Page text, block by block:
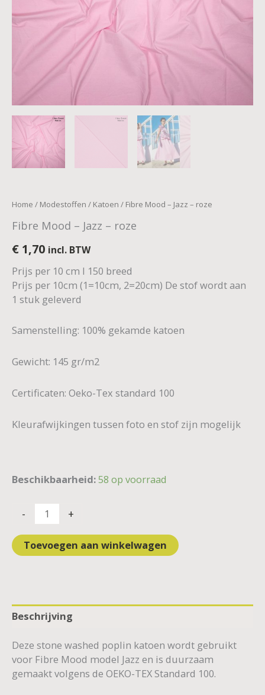
Home / Modestoffen / Katoen / Fibre Mood – Jazz – roze
Fibre Mood – Jazz – roze
€ 1,70 incl. BTW
Prijs per 10 cm I 150 breed
Prijs per 10cm (1=10cm, 2=20cm) De stof wordt aan
1 stuk geleverd
Samenstelling: 100% gekamde katoen
Gewicht: 145 gr/m2
Certificaten: Oeko-Tex standard 100
Kleurafwijkingen tussen foto en stof zijn mogelijk
Beschikbaarheid:58 op voorraad
- +
Toevoegen aan winkelwagen
Beschrijving
Deze stone washed poplin katoen wordt gebruikt
voor Fibre Mood model Jazz en is duurzaam
gemaakt volgens de OEKO-TEX Standard 100.